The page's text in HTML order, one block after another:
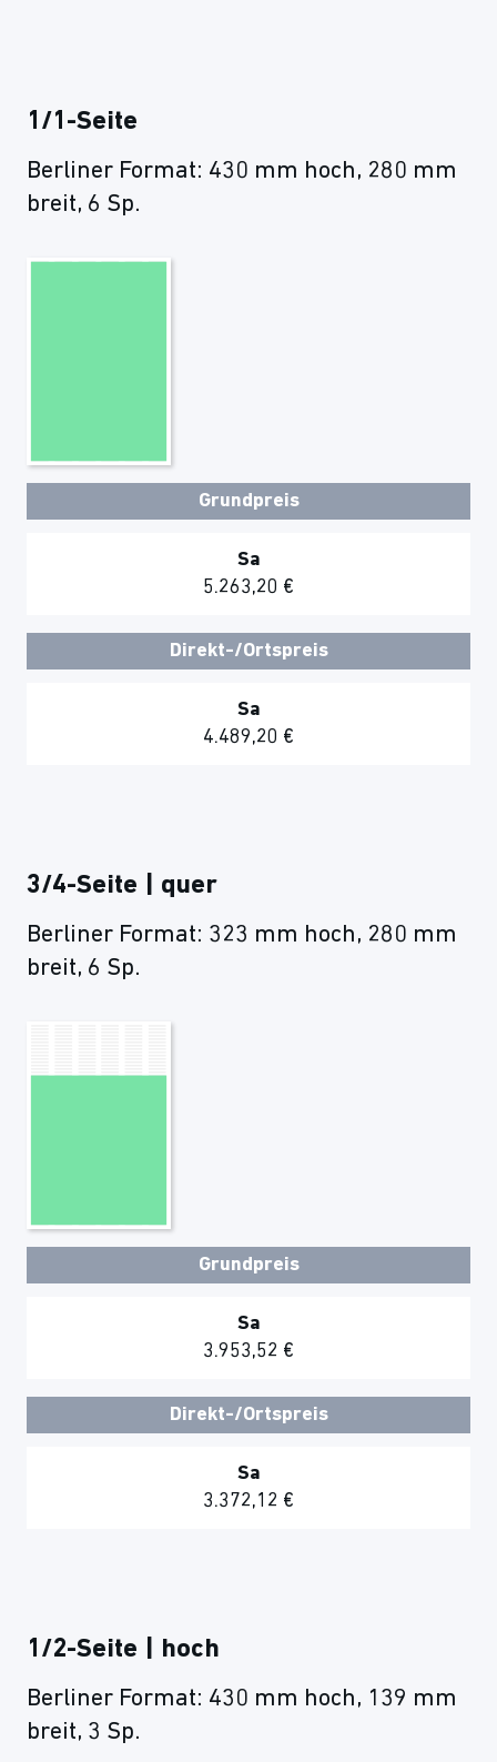
1/1-Seite
Berliner Format: 430 mm hoch, 280 mm
breit, 6 Sp.
Grundpreis
Sa
5.263,20 €
Direkt-/Ortspreis
Sa
4.489,20 €
3/4-Seite | quer
Berliner Format: 323 mm hoch, 280 mm
breit, 6 Sp.
Grundpreis
Sa
3.953,52 €
Direkt-/Ortspreis
Sa
3.372,12 €
1/2-Seite | hoch
Berliner Format: 430 mm hoch, 139 mm
breit, 3 Sp.